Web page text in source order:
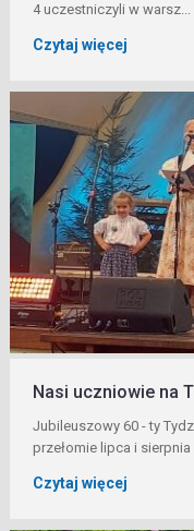
4 uczestniczyli w warsz...
Czytaj więcej
Nasi uczniowie na
Jubileuszowy 60 - ty
przełomie lipca i sierpnia
Czytaj więcej